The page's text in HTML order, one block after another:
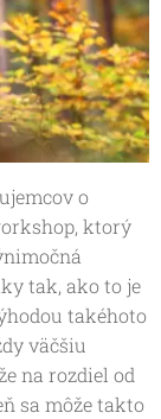
o
ktorý
tak, ako to je
takéhoto
väčšiu
na rozdiel od
sa môže takto